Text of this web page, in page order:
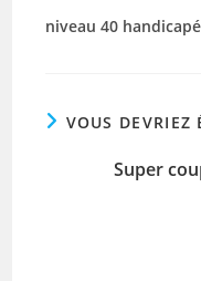
niveau 40
VOUS DEVRIEZ
Super